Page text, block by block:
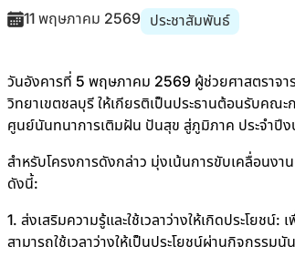
11 พฤษภาคม 2569 ประชาสัมพันธ์
วันอังคารที่ 5 พฤษภาคม 2569 ผู้ช่วยศาสตราจ
วิทยาเขตชลบุรี ให้เกียรติเป็นประธานต้อนรับคณ
ศูนย์นันทนาการเติมฝัน ปันสุข สู่ภูมิภาค ประจำปี
สำหรับโครงการดังกล่าว มุ่งเน้นการขับเคลื่อน
ดังนี้:
1. ส่งเสริมความรู้และใช้เวลาว่างให้เกิดประโยชน์
สามารถใช้เวลาว่างให้เป็นประโยชน์ผ่านกิจกรรม